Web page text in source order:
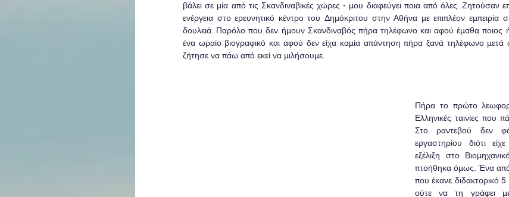
βάλει σε μία από τις Σκανδιναβικές χώρες - μου διαφεύγει ποια από όλες. Ζητούσαν
ενέργεια στο ερευνητικό κέντρο του Δημόκριτου στην Αθήνα με επιπλέον εμπειρία
δουλειά. Παρόλο που δεν ήμουν Σκανδιναβός πήρα τηλέφωνο και αφού έμαθα ποιος
ένα ωραίο βιογραφικό και αφού δεν είχα καμία απάντηση πήρα ξανά τηλέφωνο
ζήτησε να πάω από εκεί να μιλήσουμε.
Πήρα το πρώτο
Ελληνικές ταινίες που
Στο ραντεβού δεν
εργαστηρίου διότι
εξέλιξη στο
πτοήθηκα όμως. Ένα από
που έκανε διδακτορικό 5
ούτε να τη γράφει